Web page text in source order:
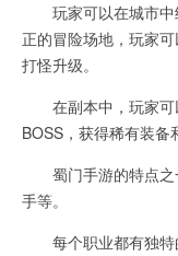
玩家可以在城市中
正的冒险场地，玩家
打怪升级。
在副本中，玩家可
BOSS，获得稀有装备
蜀门手游的特点之
手等。
每个职业都有独特